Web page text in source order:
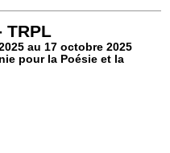
TRPL
au 17 octobre 2025
pour la Poésie et la